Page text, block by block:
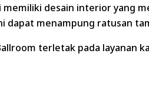
desain interior yang
dapat menampung ratusan
terletak pada layanan